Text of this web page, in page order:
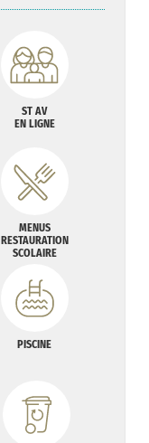
ST AV
EN LIGNE
MENUS
RESTAURATION
SCOLAIRE
PISCINE